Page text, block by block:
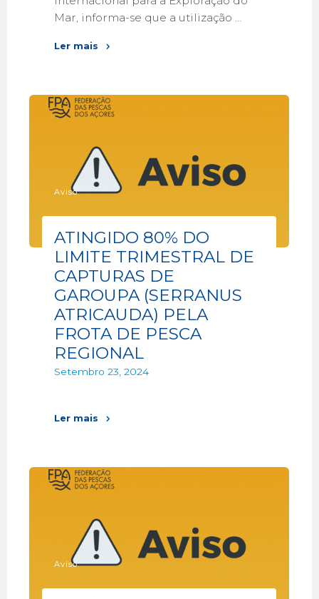
Mar, informa-se que a utilização …
Ler mais
Aviso
ATINGIDO 80% DO
LIMITE TRIMESTRAL DE
CAPTURAS DE
GAROUPA (SERRANUS
ATRICAUDA) PELA
FROTA DE PESCA
REGIONAL
Setembro 23, 2024
Ler mais
Aviso